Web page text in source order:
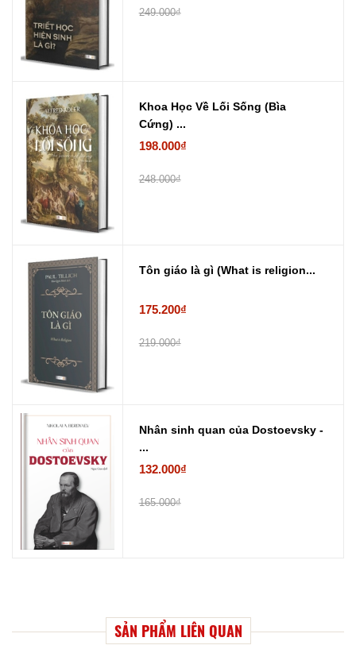
249.000₫
Khoa Học Về Lối Sống (Bìa
Cứng) ...
198.000₫
248.000₫
Tôn giáo là gì (What is religion...
175.200₫
219.000₫
Nhân sinh quan của Dostoevsky -
...
132.000₫
165.000₫
SẢN PHẨM LIÊN QUAN